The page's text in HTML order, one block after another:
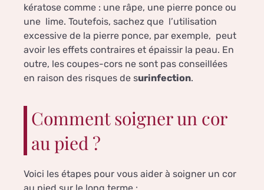
kératose comme : une râpe, une pierre ponce ou
une lime. Toutefois, sachez que l’utilisation
excessive de la pierre ponce, par exemple, peut
avoir les effets contraires et épaissir la peau. En
outre, les coupes-cors ne sont pas conseillées
en raison des risques de surinfection.
Comment soigner un cor
au pied ?
Voici les étapes pour vous aider à soigner un cor